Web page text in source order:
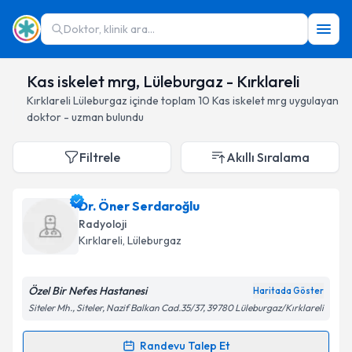
Doktor, klinik ara...
Kas iskelet mrg, Lüleburgaz - Kırklareli
Kırklareli Lüleburgaz içinde toplam 10 Kas iskelet mrg uygulayan
doktor - uzman bulundu
Filtrele Akıllı Sıralama
Dr. Öner Serdaroğlu
Radyoloji
Kırklareli, Lüleburgaz
Özel Bir Nefes Hastanesi Haritada Göster
Siteler Mh., Siteler, Nazif Balkan Cad.35/37, 39780 Lüleburgaz/Kırklareli
Randevu Talep Et